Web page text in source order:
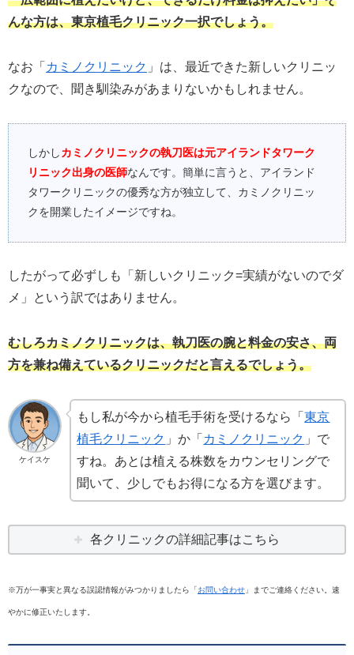
んな方は、東京植毛クリニック一択でしょう。
なお「 カミノクリニック 」は、最近できた新しいクリニッ
クなので、聞き馴染みがあまりないかもしれません。
しかしカミノクリニックの執刀医は元アイランドタワーク
リニック出身の医師なんです。簡単に言うと、アイランド
タワークリニックの優秀な方が独立して、カミノクリニッ
クを開業したイメージですね。
したがって必ずしも「新しいクリニック=実績がないのでダ
メ」という訳ではありません。
むしろカミノクリニックは、執刀医の腕と料金の安さ、両
方を兼ね備えているクリニックだと言えるでしょう。
ケイスケ
もし私が今から植毛手術を受けるなら「東京
植毛クリニック 」か「 カミノクリニック 」で
すね。あとは植える株数をカウンセリングで
聞いて、少しでもお得になる方を選びます。
各クリニックの詳細記事はこちら
※万が一事実と異なる誤認情報がみつかりましたら「お問い合わせ 」までご連絡ください。速
やかに修正いたします。